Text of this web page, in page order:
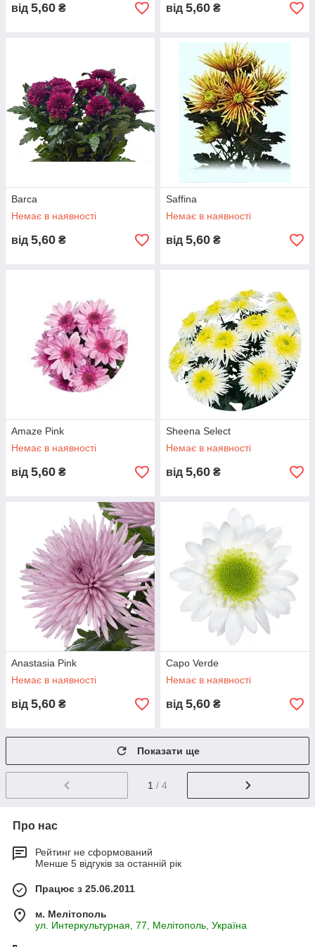
від 5,60 ₴ від 5,60 ₴
Barca
Немає в наявності
від 5,60 ₴
Saffina
Немає в наявності
від 5,60 ₴
Amaze Pink
Немає в наявності
від 5,60 ₴
Sheena Select
Немає в наявності
від 5,60 ₴
Anastasia Pink
Немає в наявності
від 5,60 ₴
Capo Verde
Немає в наявності
від 5,60 ₴
Показати ще
1 / 4
Про нас
Рейтинг не сформований
Менше 5 відгуків за останній рік
Працює з 25.06.2011
м. Мелітополь
ул. Интеркультурная, 77, Мелітополь, Україна